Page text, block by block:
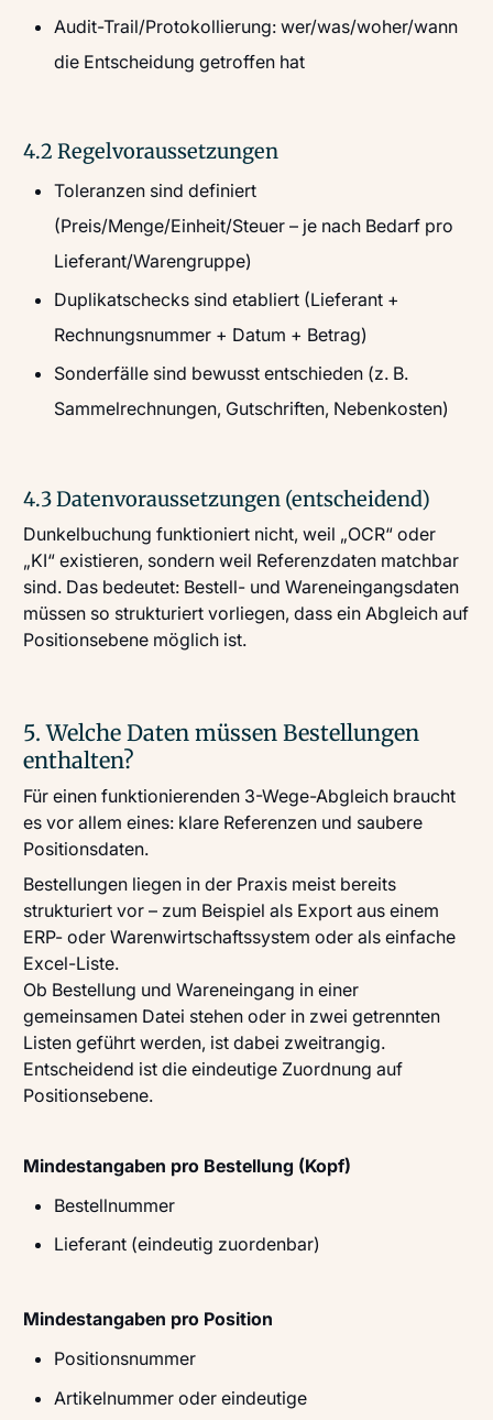
Audit-Trail/Protokollierung: wer/was/woher/wann
die Entscheidung getroffen hat
4.2 Regelvoraussetzungen
Toleranzen sind definiert
(Preis/Menge/Einheit/Steuer – je nach Bedarf pro
Lieferant/Warengruppe)
Duplikatschecks sind etabliert (Lieferant +
Rechnungsnummer + Datum + Betrag)
Sonderfälle sind bewusst entschieden (z. B.
Sammelrechnungen, Gutschriften, Nebenkosten)
4.3 Datenvoraussetzungen (entscheidend)
Dunkelbuchung funktioniert nicht, weil „OCR“ oder
„KI“ existieren, sondern weil Referenzdaten matchbar
sind. Das bedeutet: Bestell- und Wareneingangsdaten
müssen so strukturiert vorliegen, dass ein Abgleich auf
Positionsebene möglich ist.
5. Welche Daten müssen Bestellungen
enthalten?
Für einen funktionierenden 3-Wege-Abgleich braucht
es vor allem eines: klare Referenzen und saubere
Positionsdaten.
Bestellungen liegen in der Praxis meist bereits
strukturiert vor – zum Beispiel als Export aus einem
ERP- oder Warenwirtschaftssystem oder als einfache
Excel-Liste.
Ob Bestellung und Wareneingang in einer
gemeinsamen Datei stehen oder in zwei getrennten
Listen geführt werden, ist dabei zweitrangig.
Entscheidend ist die eindeutige Zuordnung auf
Positionsebene.
Mindestangaben pro Bestellung (Kopf)
Bestellnummer
Lieferant (eindeutig zuordenbar)
Mindestangaben pro Position
Positionsnummer
Artikelnummer oder eindeutige